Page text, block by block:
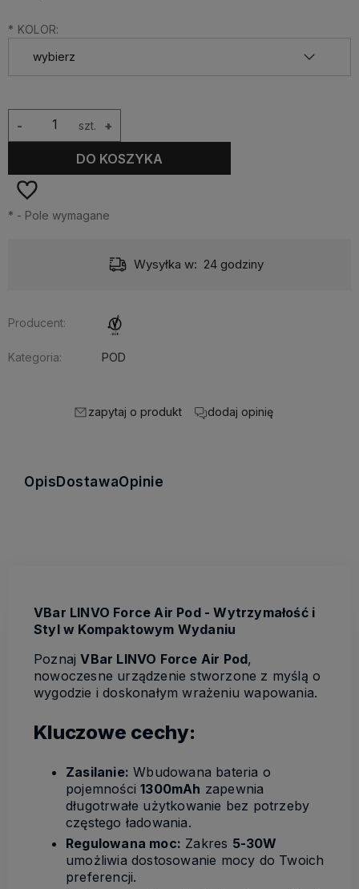
* KOLOR:
szt. +
-
DO KOSZYKA
* - Pole wymagane
Wysyłka w: 24 godziny
Producent:
Kategoria: POD
zapytaj o produkt dodaj opinię
Opis DostawaOpinie
VBar LINVO Force Air Pod - Wytrzymałość i
Styl w Kompaktowym Wydaniu
PoznajVBar LINVO Force Air Pod,
nowoczesne urządzenie stworzone z myślą o
wygodzie i doskonałym wrażeniu wapowania.
Kluczowe cechy:
Zasilanie: Wbudowana bateria o
pojemności1300mAh zapewnia
długotrwałe użytkowanie bez potrzeby
częstego ładowania.
Regulowana moc: Zakres 5-30W
umożliwia dostosowanie mocy do Twoich
preferencji.